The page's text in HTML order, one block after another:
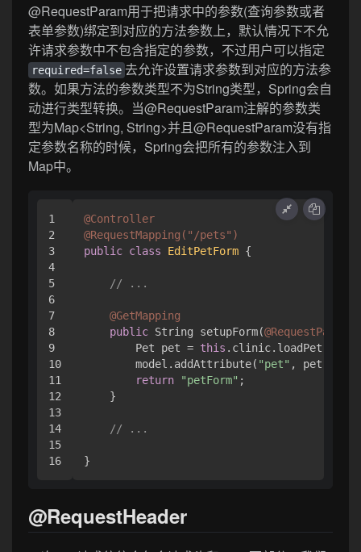
@RequestParam用于把请求中的参数(查询参数或者
表单参数)绑定到对应的方法参数上，默认情况下不允
许请求参数中不包含指定的参数，不过用户可以指定
required=false 去允许设置请求参数到对应的方法参
数。如果方法的参数类型不为String类型，Spring会自
动进行类型转换。当@RequestParam注解的参数类
型为Map<String, String>并且@RequestParam没有指
定参数名称的时候，Spring会把所有的参数注入到
Map中。
1
2
3
4
5
6
7
8
9
10
11
12
13
14
15
@Controller
@RequestMapping( "/pets" )
public class EditPetForm {
// ...
@GetMapping
public String setupForm(@RequestParam(
        Pet pet =
this
        model.addAttribute(
"pet" , pet);
return
"petForm" ;
    }
// ...
}
@RequestHeader